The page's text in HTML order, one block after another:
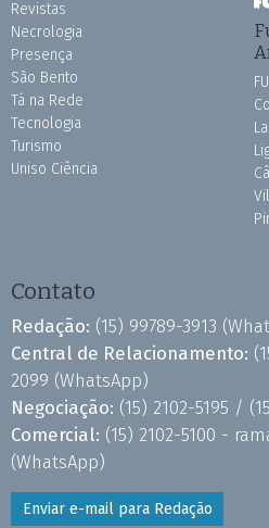
Revistas
Necrologia
Presença
São Bento
Tá na Rede
Tecnologia
Turismo
Uniso Ciência
Contato
Redação: (15) 99789-3913
Central de Relacionamento:
2099 (WhatsApp)
Negociação: (15) 2102-5195 /
Comercial: (15) 2102-5100 -
(WhatsApp)
Enviar e-mail para Redação